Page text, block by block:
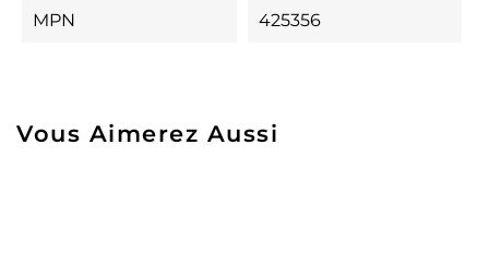
MPN 425356
Vous Aimerez Aussi